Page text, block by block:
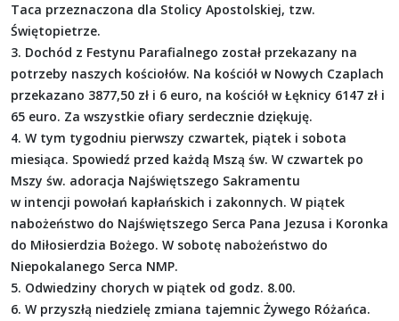
Taca przeznaczona dla Stolicy Apostolskiej, tzw.
Świętopietrze.
3. Dochód z Festynu Parafialnego został przekazany na
potrzeby naszych kościołów. Na kościół w Nowych Czaplach
przekazano 3877,50 zł i 6 euro, na kościół w Łęknicy 6147 zł i
65 euro. Za wszystkie ofiary serdecznie dziękuję.
4. W tym tygodniu pierwszy czwartek, piątek i sobota
miesiąca. Spowiedź przed każdą Mszą św. W czwartek po
Mszy św. adoracja Najświętszego Sakramentu
w intencji powołań kapłańskich i zakonnych. W piątek
nabożeństwo do Najświętszego Serca Pana Jezusa i Koronka
do Miłosierdzia Bożego. W sobotę nabożeństwo do
Niepokalanego Serca NMP.
5. Odwiedziny chorych w piątek od godz. 8.00.
6. W przyszłą niedzielę zmiana tajemnic Żywego Różańca.